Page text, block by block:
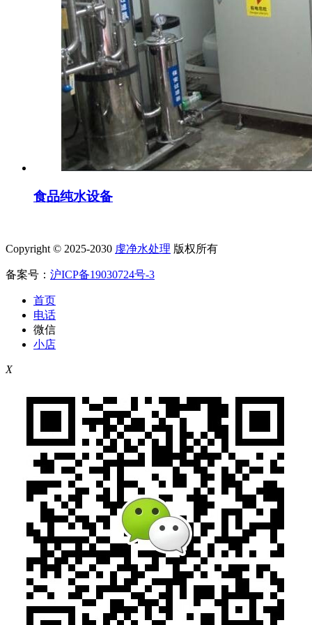
食品纯水设备
Copyright © 2025-2030 虔净水处理 版权所有
备案号： 沪ICP备19030724号-3
首页
电话
微信
小店
X